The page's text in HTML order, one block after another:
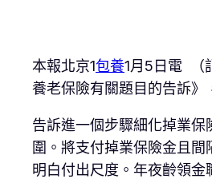
本報北京1包養1月5日電 （
養老保險有關題目的告訴》
告訴進一個步驟細化掉業
圍。將支付掉業保險金且
明白付出尺度。年夜齡領